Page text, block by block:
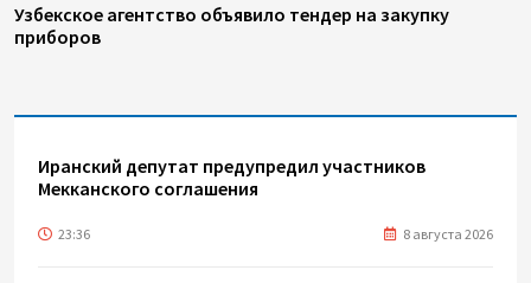
Узбекское агентство объявило тендер на закупку
приборов
Иранский депутат предупредил участников
Мекканского соглашения
23:36 8 августа 2026